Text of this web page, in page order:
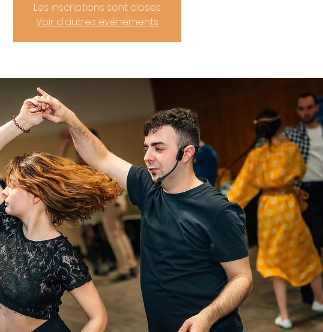
Les inscriptions sont closes
Voir d'autres événements